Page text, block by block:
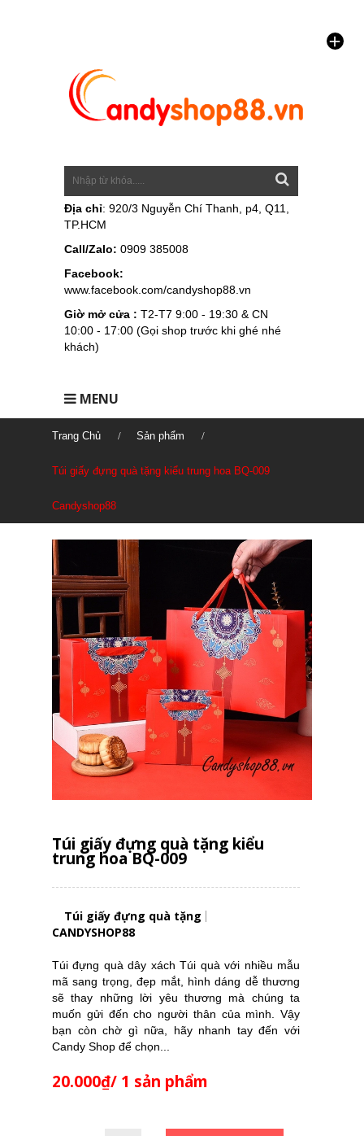
Địa chỉ: 920/3 Nguyễn Chí Thanh, p4, Q11,
TP.HCM
Call/Zalo: 0909 385008
Facebook:
www.facebook.com/candyshop88.vn
Giờ mở cửa : T2-T7 9:00 - 19:30 & CN
10:00 - 17:00 (Gọi shop trước khi ghé nhé
khách)
MENU
Trang Chủ Sản phẩm
Túi giấy đựng quà tặng kiểu trung hoa BQ-009
Candyshop88
Túi giấy đựng quà tặng kiểu
trung hoa BQ-009
Túi giấy đựng quà tặng
CANDYSHOP88
Túi đựng quà dây xách Túi quà với nhiều mẫu
mã sang trọng, đẹp mắt, hình dáng dễ thương
sẽ thay những lời yêu thương mà chúng ta
muốn gửi đến cho người thân của mình. Vậy
bạn còn chờ gì nữa, hãy nhanh tay đến với
Candy Shop để chọn...
20.000₫/ 1 sản phẩm